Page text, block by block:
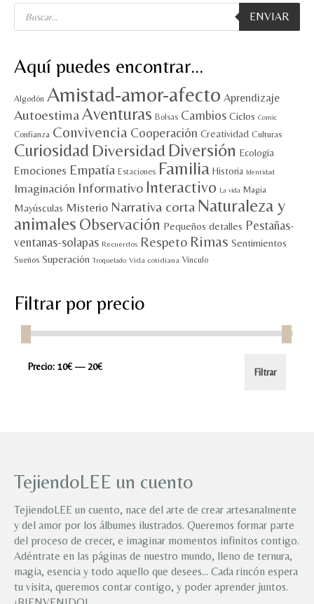
Búsqueda
productos
ENVIAR
Aquí puedes encontrar…
Algodón Amistad-amor-afecto Aprendizaje
AutoestimaAventuras Bolsas Cambios Ciclos Comic
Confianza Convivencia Cooperación Creatividad Culturas
Curiosidad Diversidad Diversión Ecología
Emociones Empatía Estaciones Familia Historia Identidad
Imaginación Informativo Interactivo La vida Magia
Mayúsculas Misterio Narrativa corta Naturaleza y
animales Observación Pequeños detalles Pestañas-
ventanas-solapas Recuerdos Respeto Rimas Sentimientos
Sueños Superación Troquelado Vida cotidiana Vínculo
Filtrar por precio
Precio
Precio
Filtrar
Precio: 10€ — 20€
TejiendoLEE un cuento
TejiendoLEE un cuento, nace del arte de crear artesanalmente
y del amor por los álbumes ilustrados. Queremos formar parte
del proceso de crecer, e imaginar momentos infinitos contigo.
Adéntrate en las páginas de nuestro mundo, lleno de ternura,
magia, esencia y todo aquello que desees… Cada rincón espera
tu visita, queremos contar contigo, y poder aprender juntos.